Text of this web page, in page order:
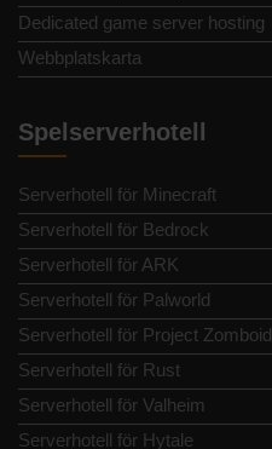
Dedicated game server hosting
Webbplatskarta
Spelserverhotell
Serverhotell för Minecraft
Serverhotell för Bedrock
Serverhotell för ARK
Serverhotell för Palworld
Serverhotell för Project Zomboid
Serverhotell för Rust
Serverhotell för Valheim
Serverhotell för Hytale